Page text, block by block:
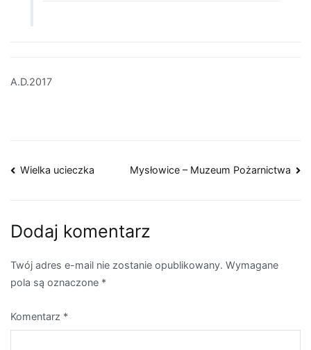
A.D.2017
Nawigacja
Wielka ucieczka Mysłowice – Muzeum Pożarnictwa
Dodaj komentarz
Twój adres e-mail nie zostanie opublikowany. Wymagane
pola są oznaczone *
Komentarz *